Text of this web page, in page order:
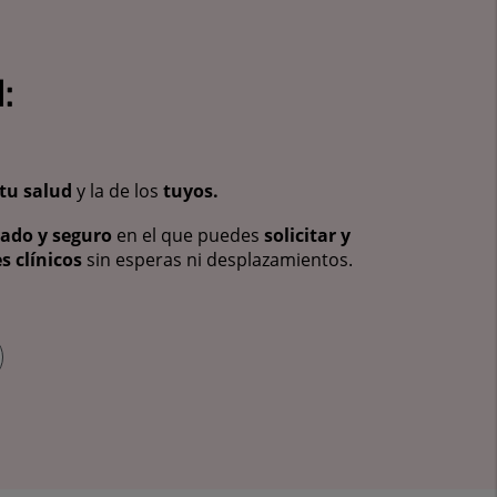
tu salud y la de los tuyos.
y seguro en el que puedes solicitar y
clínicos sin esperas ni desplazamientos.